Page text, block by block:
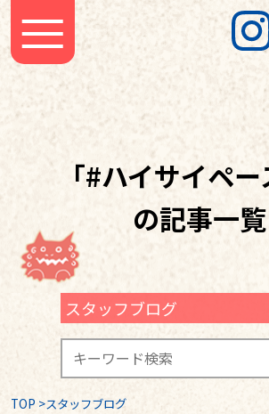
「#ハイサイペー
の記事一覧
スタッフブログ
TOP >スタッフブログ